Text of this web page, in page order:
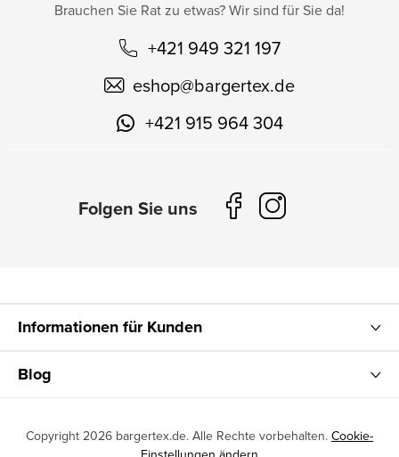
Brauchen Sie Rat zu etwas? Wir sind für Sie da!
+421 949 321 197
eshop@bargertex.de
+421 915 964 304
Informationen für Kunden
Blog
Copyright 2026 bargertex.de. Alle Rechte vorbehalten. Cookie-